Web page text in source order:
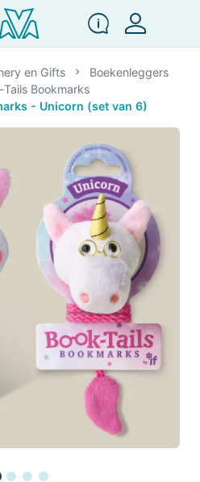
en Gifts
Boekenleggers
Tails Bookmarks
- Unicorn (set van 6)